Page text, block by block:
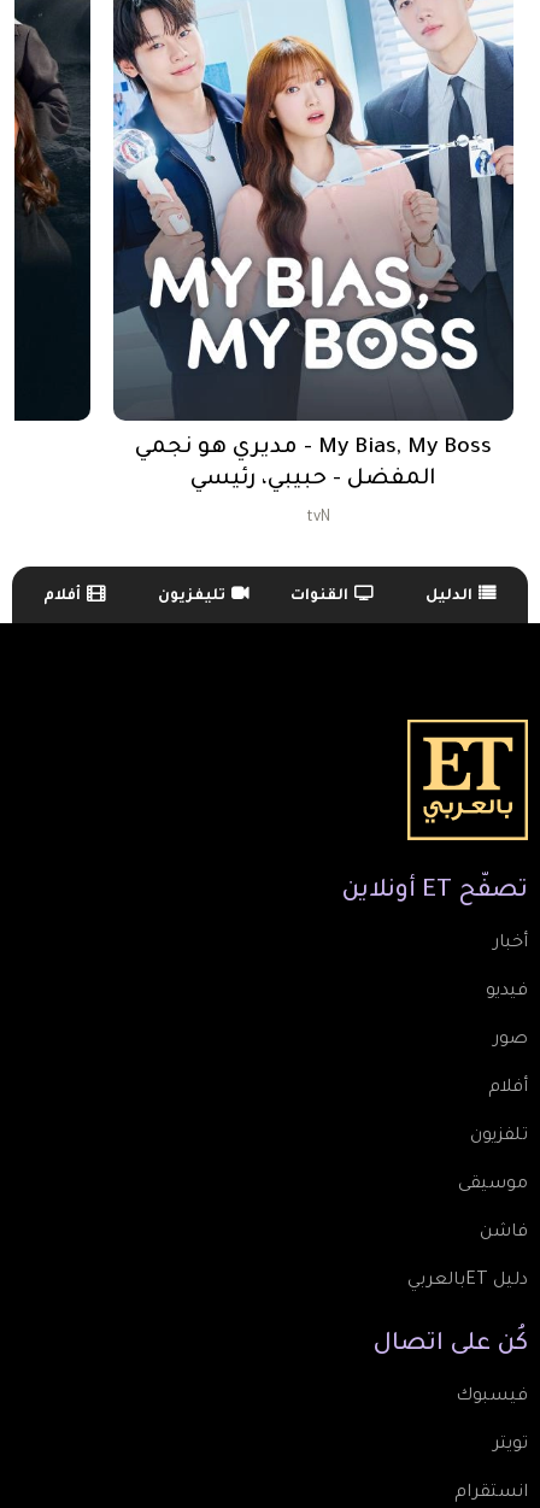
My Bias, My Boss - مديري هو نجمي
المفضل - حبيبي، رئيسي
tvN
TV Guide Menu الدليل القنوات تليفزيون أفلام
تصفّح ET أونلاين
أخبار
فيديو
صور
أفلام
تلفزيون
موسيقى
فاشن
دليل ETبالعربي
كُن على اتصال
فيسبوك
تويتر
انستقرام